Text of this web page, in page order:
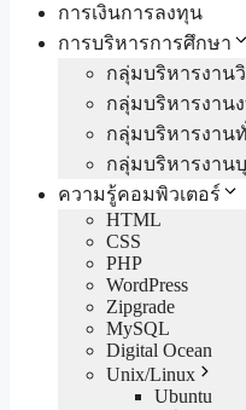
การเงินการลงทุน
การบริหารการศึกษา
กลุ่มบริหารงาน
กลุ่มบริหารงาน
กลุ่มบริหารงาน
กลุ่มบริหารงาน
ความรู้คอมพิวเตอร์
HTML
CSS
PHP
WordPress
Zipgrade
MySQL
Digital Ocean
Unix/Linux
Ubuntu